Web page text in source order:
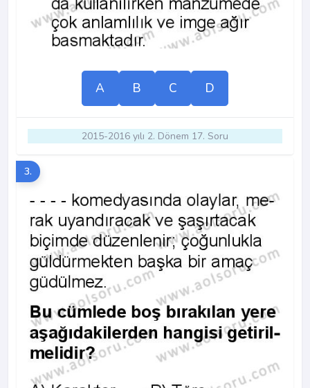
A B C D
2015-2016 yılı 2. Dönem 17. Soru
3.